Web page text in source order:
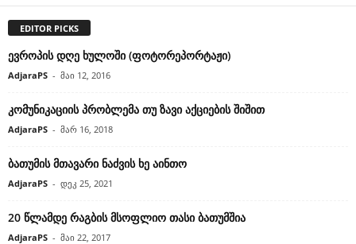
EDITOR PICKS
ევროპის დღე ხულოში (ფოტორეპორტაჟი)
AdjaraPS - მაი 12, 2016
კომუნიკაციის პრობლემა თუ ზავი აქციების შიშით
AdjaraPS - მარ 16, 2018
ბათუმის მთავარი ნაძვის ხე აინთო
AdjaraPS - დეკ 25, 2021
20 წლამდე რაგბის მსოფლიო თასი ბათუმშია
AdjaraPS - მაი 22, 2017